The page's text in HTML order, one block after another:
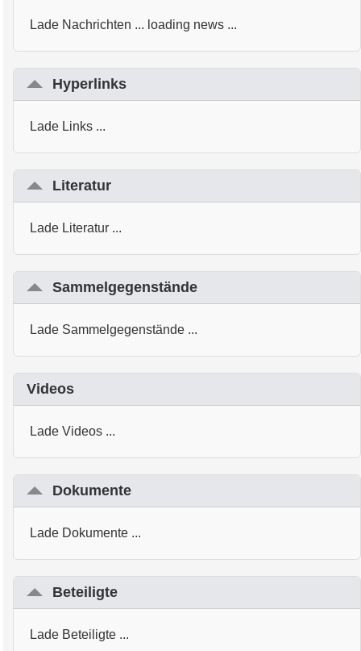
Lade Nachrichten ... loading news ...
Hyperlinks
Lade Links ...
Literatur
Lade Literatur ...
Sammelgegenstände
Lade Sammelgegenstände ...
Videos
Lade Videos ...
Dokumente
Lade Dokumente ...
Beteiligte
Lade Beteiligte ...